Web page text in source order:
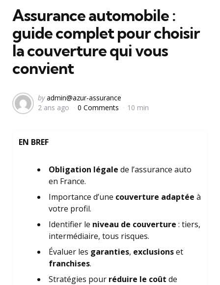
Assurance automobile :
guide complet pour choisir
la couverture qui vous
convient
Posted
by
by admin@azur-assurance
2 ans ago
0 Comments 10 min
EN BREF
Obligation légale de l’assurance auto
en France.
Importance d’une couverture adaptée à
votre profil.
Identifier le niveau de couverture : tiers,
intermédiaire, tous risques.
Évaluer les garanties, exclusionset
franchises.
Stratégies pour réduire le coût de